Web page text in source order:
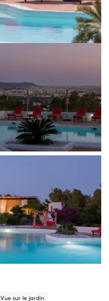
Vue sur le jardin